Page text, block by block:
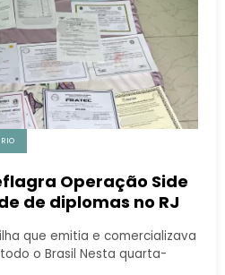
RIO
Operação Side
de diplomas no RJ
que emitia e comercializava
o Brasil Nesta quarta-